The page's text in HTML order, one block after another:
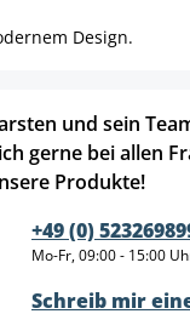
Design.
und sein
gerne bei allen
Produkte!
+49 (0)
Mo-Fr, 09:00 - 15:00
Schreib mir